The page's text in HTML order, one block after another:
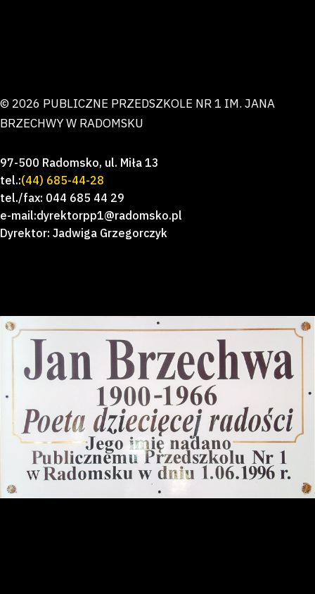
© 2026 PUBLICZNE PRZEDSZKOLE NR 1 IM. JANA
BRZECHWY W RADOMSKU
97-500 Radomsko, ul. Miła 13
tel.:(44) 685-44-28
tel./fax: 044 685 44 29
e-mail:dyrektorpp1@radomsko.pl
Dyrektor: Jadwiga Grzegorczyk